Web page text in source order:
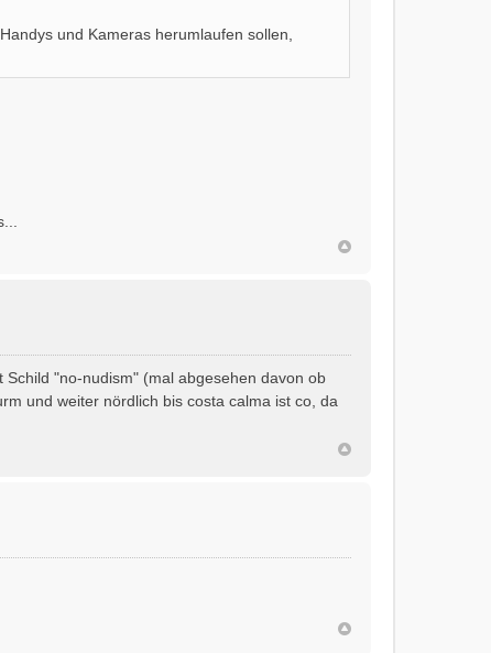
und Kameras herumlaufen sollen,
"no-nudism" (mal abgesehen davon ob
und weiter nördlich bis costa calma ist co, da